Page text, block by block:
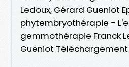
Ledoux, Gérard Gueniot
phytembryothérapie -
gemmothérapie Franck
Gueniot